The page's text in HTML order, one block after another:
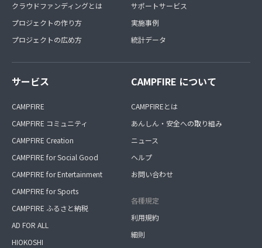
クラウドファンディングとは
プロジェクトの作り方
プロジェクトの広め方
サポートサービス
実施事例
統計データ
サービス
CAMPFIRE
CAMPFIRE コミュニティ
CAMPFIRE Creation
CAMPFIRE for Social Good
CAMPFIRE for Entertainment
CAMPFIRE for Sports
CAMPFIRE ふるさと納税
AD FOR ALL
HIOKOSHI
CAMPFIRE について
CAMPFIREとは
あんしん・安全への取り組み
ニュース
ヘルプ
お問い合わせ
各種規定
利用規約
細則